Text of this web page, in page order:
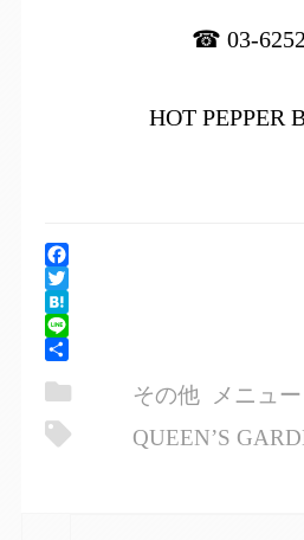
☎ 03-
HOT PEPPER
Facebook
Twitter
Hatena
Line
有
その他
メニュー
QUEEN’S